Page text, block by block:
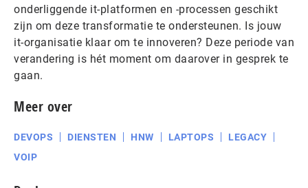
onderliggende it-platformen en -processen geschikt
zijn om deze transformatie te ondersteunen. Is jouw
it-organisatie klaar om te innoveren? Deze periode van
verandering is hét moment om daarover in gesprek te
gaan.
Meer over
DEVOPS DIENSTEN HNW LAPTOPS
LEGACY
VOIP